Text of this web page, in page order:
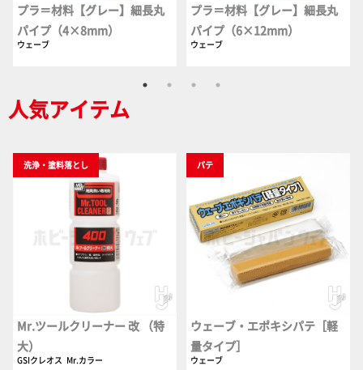
プラ＝材料【グレー】細長丸
パイプ（4×8mm）
ウェーブ
プラ＝材料【グレー】細長丸
パイプ（6×12mm）
ウェーブ
人気アイテム
洗浄・塗料落とし
Mr.ツールクリーナー 改 （特
大）
GSIクレオス Mr.カラー
パテ
ウェーブ・エポキシパテ［軽
量タイプ］
ウェーブ